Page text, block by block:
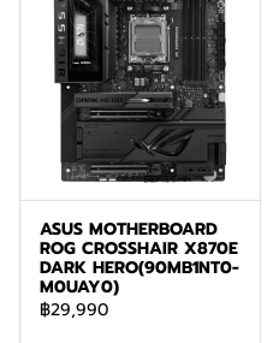
ASUS MOTHERBOARD
ROG CROSSHAIR X870E
DARK HERO(90MB1NT0-
M0UAY0)
฿29,990